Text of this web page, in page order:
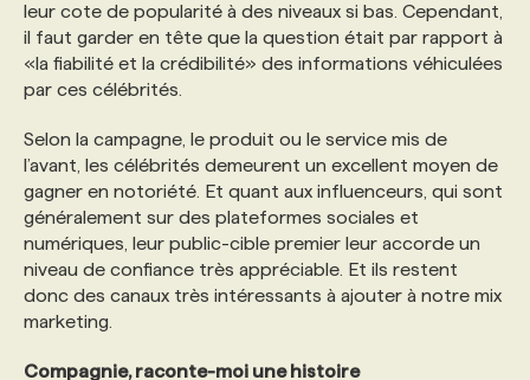
leur cote de popularité à des niveaux si bas. Cependant,
il faut garder en tête que la question était par rapport à
«la fiabilité et la crédibilité» des informations véhiculées
par ces célébrités.
Selon la campagne, le produit ou le service mis de
l’avant, les célébrités demeurent un excellent moyen de
gagner en notoriété. Et quant aux influenceurs, qui sont
généralement sur des plateformes sociales et
numériques, leur public-cible premier leur accorde un
niveau de confiance très appréciable. Et ils restent
donc des canaux très intéressants à ajouter à notre mix
marketing.
Compagnie, raconte-moi une histoire